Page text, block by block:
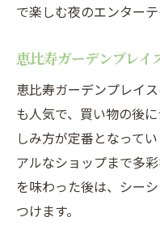
で楽しむ夜のエンター
恵比寿ガーデンプレイ
恵比寿ガーデンプレイ
も人気で、買い物の後
しみ方が定番となって
アルなショップまで多
を味わった後は、シー
つけます。